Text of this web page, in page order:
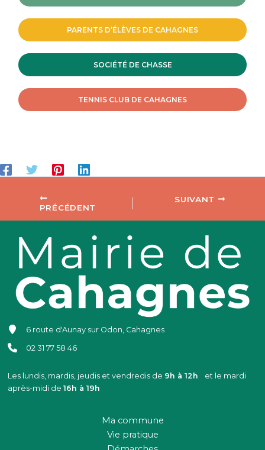
PARENTS D’ÉLÈVES DE CAHAGNES
SOCIÉTÉ DE CHASSE
TENNIS CLUB DE CAHAGNES
PRÉCÉDENT
SUIVANT
6 route d'Aunay sur Odon, Cahagnes
02 31 77 58 46
Les lundis, mardis, jeudis et vendredis de 9h à 12h et le mardi
après-midi de16h à 19h
Ma commune
Vie pratique